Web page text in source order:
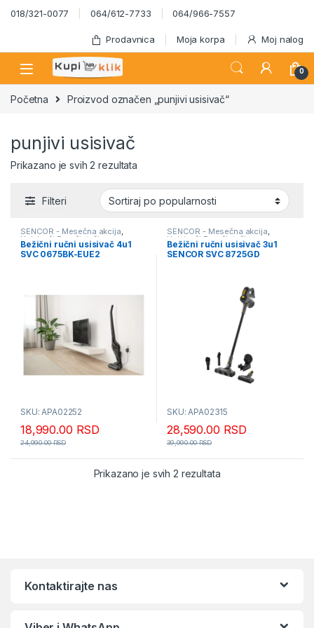
Skip to navigation
Skip to content
018/321-0077 064/612-7733 064/966-7557
Prodavnica Moja korpa Moj nalog
0
Početna Proizvod označen „punjivi usisivač“
punjivi usisivač
Prikazano je svih 2 rezultataSortirano po popularnosti
Filteri
SENCOR - Mesečna akcija,
Usisivači Paročistači
Bežični ručni usisivač 4u1
SVC 0675BK-EUE2
SKU: APA02252
18,990.00 RSD
24,990.00RSD
SENCOR - Mesečna akcija,
Usisivači Paročistači
Bežični ručni usisivač 3u1
SENCOR SVC 8725GD
SKU: APA02315
28,590.00 RSD
39,990.00RSD
Prikazano je svih 2 rezultataSortirano po
Kontaktirajte nas